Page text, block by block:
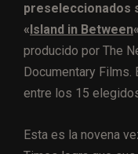
preseleccionados
« Island in Between
producido por The
Documentary
entre los 15
Esta es la novena